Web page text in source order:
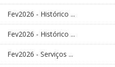
Fev2026 - Histórico ...
Fev2026 - Histórico ...
Fev2026 - Serviços ...